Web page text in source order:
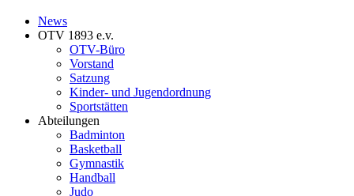
News
OTV 1893 e.v.
OTV-Büro
Vorstand
Satzung
Kinder- und Jugendordnung
Sportstätten
Abteilungen
Badminton
Basketball
Gymnastik
Handball
Judo